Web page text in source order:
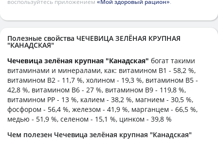
Полезные свойства ЧЕЧЕВИЦА ЗЕЛЁНАЯ КРУПНАЯ
"КАНАДСКАЯ"
Чечевица зелёная крупная "Канадская" богат такими
витаминами и минералами, как: витамином B1 - 58,2 %,
витамином B2 - 11,7 %, холином - 19,3 %, витамином B5 -
42,8 %, витамином B6 - 27 %, витамином B9 - 119,8 %,
витамином PP - 13 %, калием - 38,2 %, магнием - 30,5 %,
фосфором - 56,4 %, железом - 41,9 %, марганцем - 66,5 %,
медью - 51,9 %, селеном - 15,1 %, цинком - 39,8 %
Чем полезен Чечевица зелёная крупная "Канадская"